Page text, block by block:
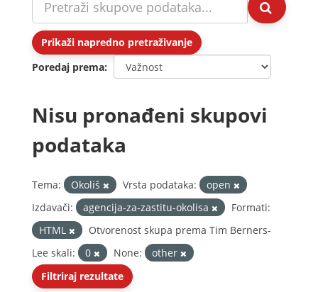
Prikaži napredno pretraživanje
Poredaj prema
Nisu pronađeni skupovi
podataka
Tema: Okoliš Vrsta podataka:
open
Izdavači:
agencija-za-zastitu-okolisa
Formati:
HTML
Otvorenost skupa prema Tim Berners-
Lee skali:
0 None:
other
Filtriraj rezultate